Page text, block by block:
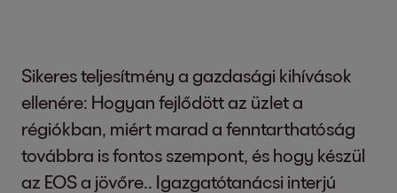
Sikeres teljesítmény a gazdasági kihívások
ellenére: Hogyan fejlődött az üzlet a
régiókban, miért marad a fenntarthatóság
továbbra is fontos szempont, és hogy készül
az EOS a jövőre.. Igazgatótanácsi interjú